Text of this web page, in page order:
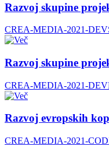
Razvoj skupine
CREA-MEDIA-2021-
Razvoj skupine
CREA-MEDIA-2021-
Razvoj evropskih
CREA-MEDIA-2021-